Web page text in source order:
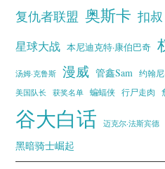
复仇者联盟 奥斯卡 扣叔
星球大战 本尼迪克特·康伯巴奇
汤姆·克鲁斯 漫威 管鑫Sam 约翰尼
美国队长
获奖名单 蝙蝠侠 行尸走肉
谷大白话 迈克尔·法斯宾德
黑暗骑士崛起